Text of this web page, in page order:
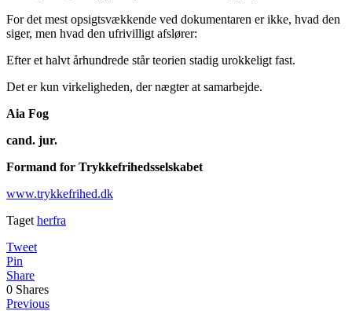
For det mest opsigtsvækkende ved dokumentaren er ikke, hvad den
siger, men hvad den ufrivilligt afslører:
Efter et halvt århundrede står teorien stadig urokkeligt fast.
Det er kun virkeligheden, der nægter at samarbejde.
Aia Fog
cand. jur.
Formand for Trykkefrihedsselskabet
www.trykkefrihed.dk
Taget herfra
Tweet
Pin
Share
0 Shares
Previous